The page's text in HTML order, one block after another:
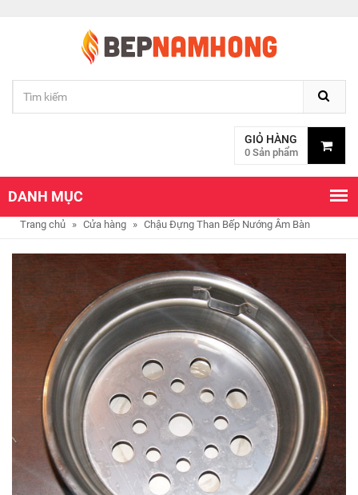
GIỎ HÀNG
0 Sản phẩm
DANH MỤC
Trang chủ » Cửa hàng » Chậu Đựng Than Bếp Nướng Âm Bàn